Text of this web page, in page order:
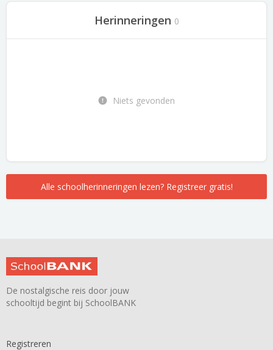
Herinneringen 0
Niets gevonden
Alle schoolherinneringen lezen? Registreer gratis!
De nostalgische reis door jouw
schooltijd begint bij SchoolBANK
Registreren